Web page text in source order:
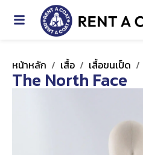
หน้าหลัก / เสื้อ / เสื้อขนเป็ด /
The North Face